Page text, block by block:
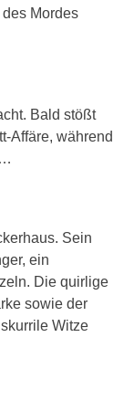
Mordes
Bald stößt
Affäre, während
Sein
ein
Die quirlige
sowie der
Witze